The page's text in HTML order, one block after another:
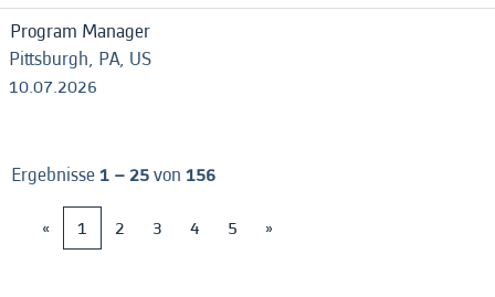
Program Manager
Pittsburgh, PA, US
10.07.2026
Ergebnisse1 – 25von 156
«
1 2 3 4 5 »